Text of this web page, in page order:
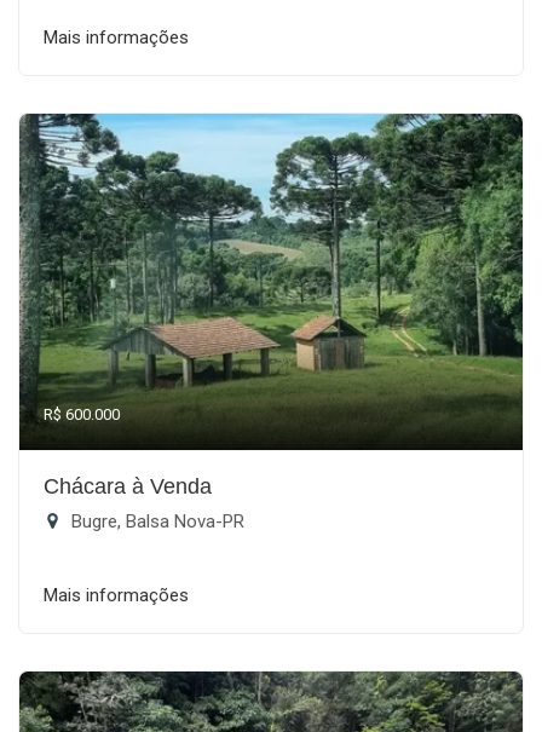
Mais informações
R$ 600.000
Chácara à Venda
Bugre, Balsa Nova-PR
Mais informações